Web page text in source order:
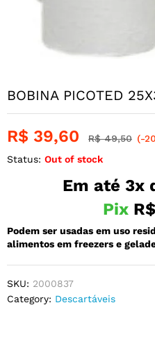
BOBINA PICOTED
R$ 39,60 R$49,50 (-
Status: Out of stock
Em até 3x
Pix R$
Podem ser usadas em uso
alimentos em freezers e
SKU: 2000837
Category: Descartáveis